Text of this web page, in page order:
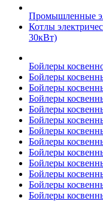
Промышленные
Котлы
30кВт)
Бойлеры
Бойлеры
Бойлеры
Бойлеры
Бойлеры
Бойлеры
Бойлеры
Бойлеры
Бойлеры
Бойлеры
Бойлеры
Бойлеры
Бойлеры